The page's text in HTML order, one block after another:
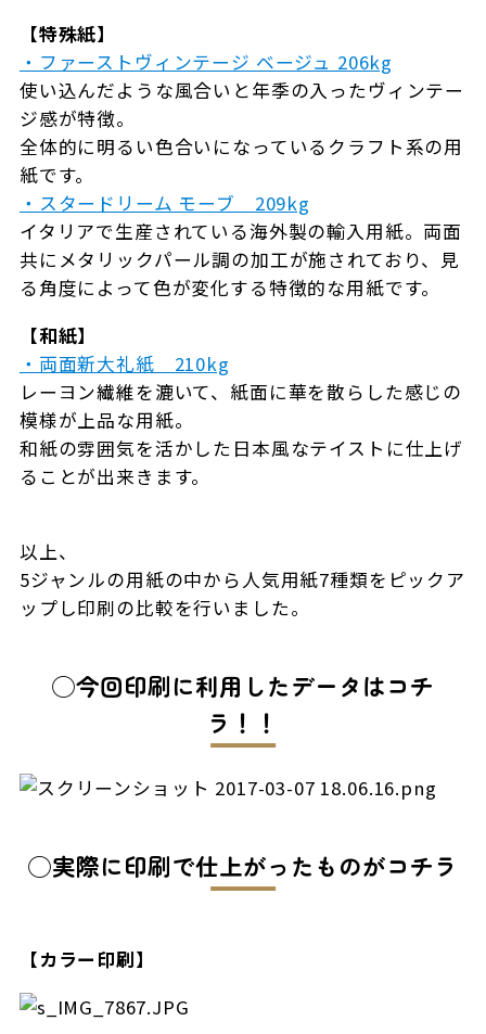
【特殊紙】
・ファーストヴィンテージ ベージュ 206kg
使い込んだような風合いと年季の入ったヴィンテー
ジ感が特徴。
全体的に明るい色合いになっているクラフト系の用
紙です。
・スタードリーム モーブ 209kg
イタリアで生産されている海外製の輸入用紙。両面
共にメタリックパール調の加工が施されており、見
る角度によって色が変化する特徴的な用紙です。
【和紙】
・両面新大礼紙 210kg
レーヨン繊維を漉いて、紙面に華を散らした感じの
模様が上品な用紙。
和紙の雰囲気を活かした日本風なテイストに仕上げ
ることが出来きます。
以上、
5ジャンルの用紙の中から人気用紙7種類をピックア
ップし印刷の比較を行いました。
◯今回印刷に利用したデータはコチ
ラ！！
◯実際に印刷で仕上がったものがコチラ
【カラー印刷】